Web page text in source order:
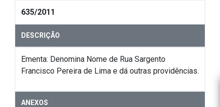
635/2011
DESCRIÇÃO
Ementa: Denomina Nome de Rua Sargento
Francisco Pereira de Lima e dá outras providências.
ANEXOS